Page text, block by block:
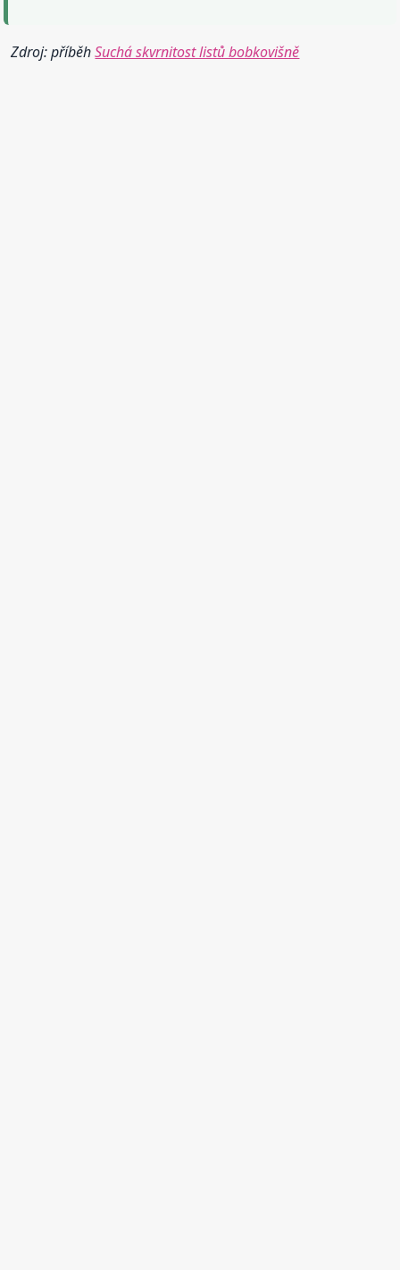
Zdroj: příběhSuchá skvrnitost listů bobkovišně